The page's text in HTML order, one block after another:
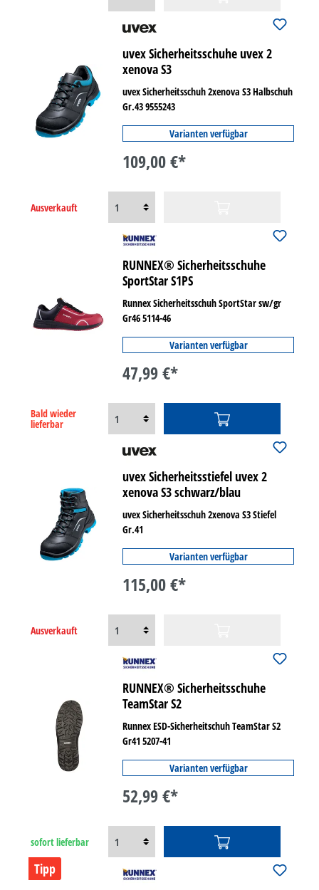
uvex Sicherheitsschuhe uvex 2
xenova S3
uvex Sicherheitsschuh 2xenova S3 Halbschuh
Gr.43 9555243
Varianten verfügbar
109,00 €*
Ausverkauft
RUNNEX® Sicherheitsschuhe
SportStar S1PS
Runnex Sicherheitsschuh SportStar sw/gr
Gr46 5114-46
Varianten verfügbar
47,99 €*
Bald wieder
lieferbar
uvex Sicherheitsstiefel uvex 2
xenova S3 schwarz/blau
uvex Sicherheitsschuh 2xenova S3 Stiefel
Gr.41
Varianten verfügbar
115,00 €*
Ausverkauft
RUNNEX® Sicherheitsschuhe
TeamStar S2
Runnex ESD-Sicherheitschuh TeamStar S2
Gr41 5207-41
Varianten verfügbar
52,99 €*
sofort lieferbar
Tipp